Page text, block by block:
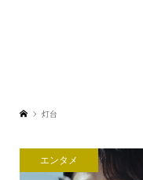
灯台
エンタメ